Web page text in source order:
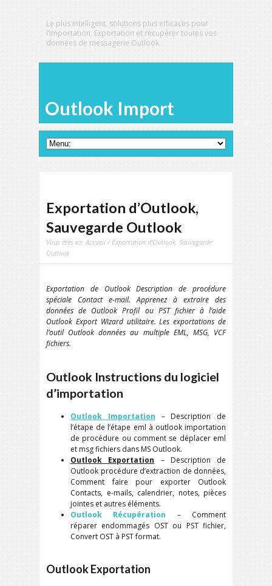
Le plus intelligent, solutions plus efficaces pour
l’importation, Exportation et récupérer toutes vos
données de messagerie Outlook.
Outlook Import
Exportation d’Outlook,
Sauvegarde Outlook
Vous êtes ici: Accueil / Exportation d’Outlook, Sauvegarde
Outlook
Exportation de OutlookDescription de procédure
spéciale Contact e-mail. Apprenez à extraire des
données deOutlook Profil ou PSTfichier à l’aide
Outlook Export Wizardutilitaire. Les exportations de
l’outilOutlook données au multiple EML, MSG, VCF
fichiers.
Outlook Instructions du logiciel
d’importation
Outlook Importation – Description de
l’étape de l’étape eml à outlookimportation
de procédure ou comment se déplacer eml
et msgfichiers dans MS Outlook.
Outlook Exportation – Description de
Outlook procédure d’extraction de données,
Comment faire pour exporter Outlook
Contacts, e-mails, calendrier, notes, pièces
jointes et autres éléments.
Outlook Récupération – Comment
réparer endommagés OSTou PSTfichier,
Convert OST à PSTformat.
OutlookExportation